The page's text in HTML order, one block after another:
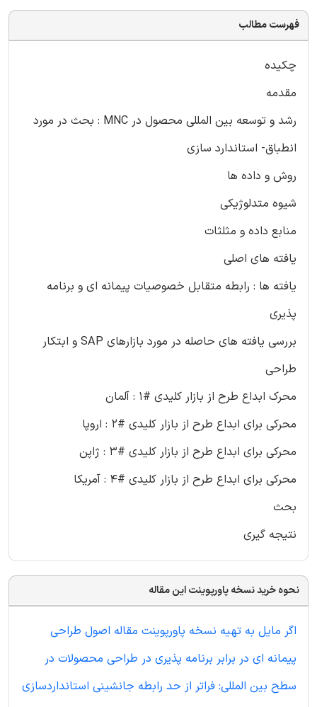
فهرست مطالب
چکیده
مقدمه
رشد و توسعه بین المللی محصول در MNC : بحث در مورد
انطباق- استاندارد سازی
روش و داده ها
شیوه متدلوژیکی
منابع داده و مثلثات
یافته های اصلی
یافته ها : رابطه متقابل خصوصیات پیمانه ای و برنامه
پذیری
بررسی یافته های حاصله در مورد بازارهای SAP و ابتکار
طراحی
محرک ابداع طرح از بازار کلیدی #۱ : آلمان
محرکی برای ابداع طرح از بازار کلیدی #۲ : اروپا
محرکی برای ابداع طرح از بازار کلیدی #۳ : ژاپن
محرکی برای ابداع طرح از بازار کلیدی #۴ : آمریکا
بحث
نتیجه گیری
نحوه خرید نسخه پاورپوینت این مقاله
اگر مایل به تهیه نسخه پاورپوینت مقاله اصول طراحی
پیمانه ای در برابر برنامه پذیری در طراحی محصولات در
سطح بین المللی: فراتر از حد رابطه جانشینی استانداردسازی